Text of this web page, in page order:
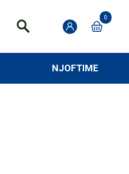
0
NJOFTIME